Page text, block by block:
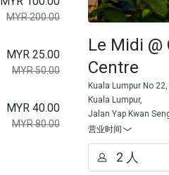
MYR 200.00
MYR 25.00
MYR 50.00
MYR 40.00
MYR 80.00
Le Midi
Centre
Kuala Lumpur No
Kuala Lumpur,
Jalan Yap Kwan
营业时间